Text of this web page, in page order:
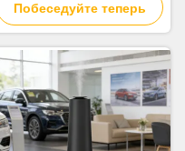
мл емкостью эфирного
масла
Побеседуйте теперь